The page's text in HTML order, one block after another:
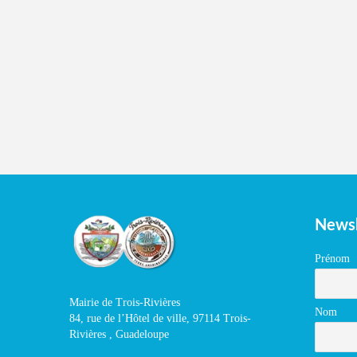
Mairie de Trois-Rivières
84, rue de l’Hôtel de ville, 97114 Trois-
Rivières , Guadeloupe
Prénom
Nom